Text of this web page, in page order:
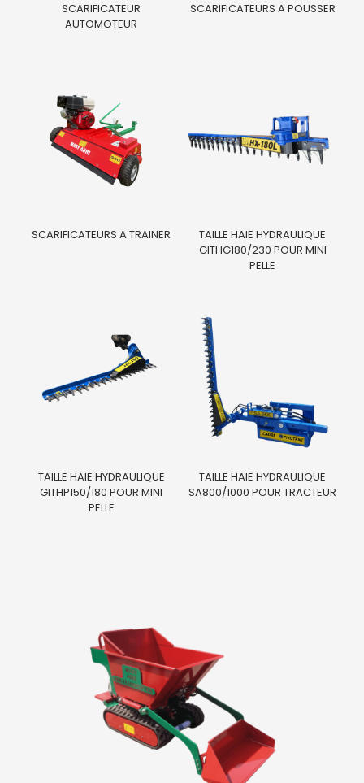
SCARIFICATEUR
AUTOMOTEUR
SCARIFICATEURS A POUSSER
SCARIFICATEURS A TRAINER
TAILLE HAIE HYDRAULIQUE
GITHG180/230 POUR MINI
PELLE
TAILLE HAIE HYDRAULIQUE
GITHP150/180 POUR MINI
PELLE
TAILLE HAIE HYDRAULIQUE
SA800/1000 POUR TRACTEUR